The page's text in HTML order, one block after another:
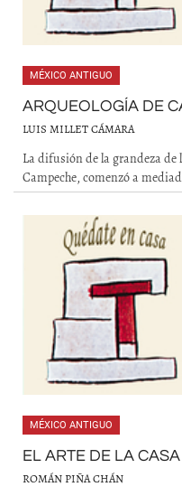
MÉXICO ANTIGUO
ARQUEOLOGÍA DE
LUIS MILLET CÁMARA
La difusión de la grandeza
Campeche, comenzó a
MÉXICO ANTIGUO
EL ARTE DE LA
ROMÁN PIÑA CHÁN